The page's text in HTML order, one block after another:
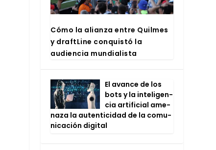
Cómo la alian­za entre Quil­mes
y draftLi­ne con­quis­tó la
audien­cia mun­dia­lis­ta
El avan­ce de los
bots y la inte­li­gen­
cia arti­fi­cial ame­
na­za la auten­ti­ci­dad de la comu­
ni­ca­ción digi­tal